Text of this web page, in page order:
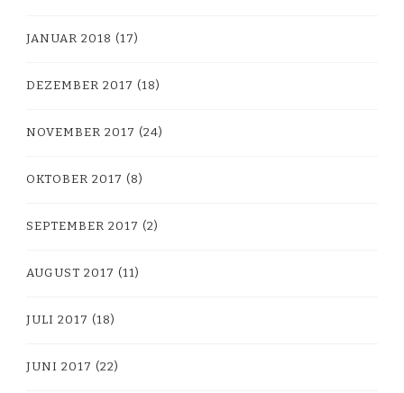
JANUAR 2018 (17)
DEZEMBER 2017 (18)
NOVEMBER 2017 (24)
OKTOBER 2017 (8)
SEPTEMBER 2017 (2)
AUGUST 2017 (11)
JULI 2017 (18)
JUNI 2017 (22)